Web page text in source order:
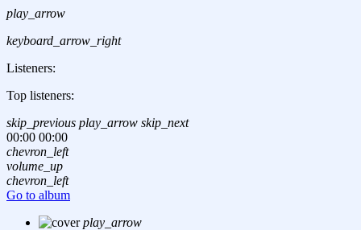
play_arrow
keyboard_arrow_right
Listeners:
Top listeners:
skip_previous play_arrow skip_next
00:00 00:00
chevron_left
volume_up
chevron_left
Go to album
play_arrow